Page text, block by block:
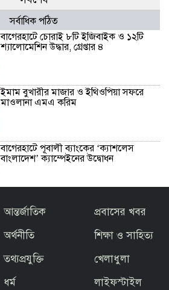
সর্বাধিক পঠিত
বাগেরহাটে চোরাই ৮টি ইজিবাইক ও ১২টি
শ্যালোমেশিন উদ্ধার, গ্রেপ্তার ৪
ইমাম বুখারীর মাজার ও ইথিওপিয়া সফরে
মাওলানা এমএ করিম
বাগেরহাটে পূবালী ব্যাংকের ‘ক্যাশলেস
বাংলাদেশ’ ক্যাম্পেইনের উদ্বোধন
বাজেটকে সময়োপযোগী ও জনকল্যাণমুখী
আখ্যা দিলেন মাওলানা এম.এ. করিম ইবনে
তৃতীয় ধাপে ফ্যামিলি কার্ড বিতরণ কার্যক্রমের
উদ্বোধন প্রধানমন্ত্রীর
আন্তর্জাতিক
অর্থনীতি
তথ্যপ্রযুক্তি
ধর্ম
প্রবাসের খবর
শিক্ষা ও সাহিত্য
খেলাধুলা
লাইফস্টাইল